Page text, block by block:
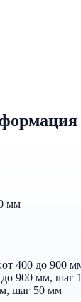
мм
от 400 до 900
до 900 мм, шаг
шаг 50 мм